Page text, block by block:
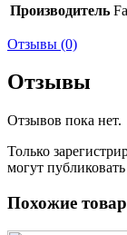
Производитель
Отзывы (0)
Отзывы
Отзывов пока нет.
Только
могут
Похожие